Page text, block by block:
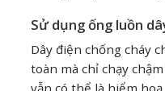
Sử dụng ống luồn
Dây điện chống cháy
toàn mà chỉ chạy